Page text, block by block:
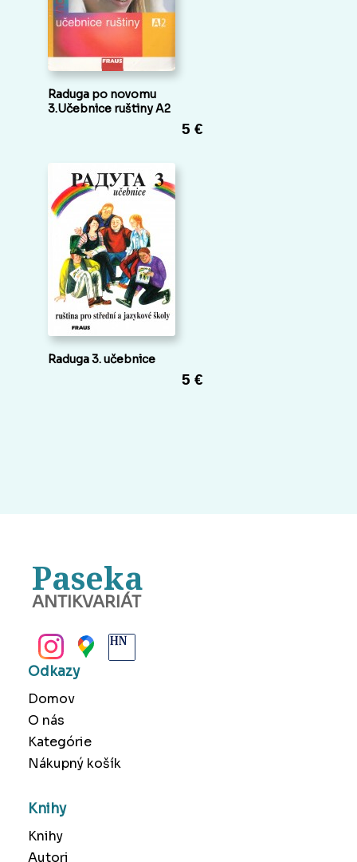
Raduga po novomu
3.Učebnice ruštiny A2
5 €
Raduga 3. učebnice
5 €
Paseka
ANTIKVARIÁT
Odkazy
Domov
O nás
Kategórie
Nákupný košík
Knihy
Knihy
Autori